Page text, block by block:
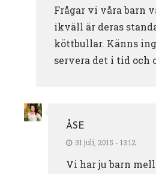
Frågar vi våra barn
ikväll är deras
köttbullar. Känns
servera det i tid och
ÅSE
31 juli, 2015 - 13:12
Vi har ju barn